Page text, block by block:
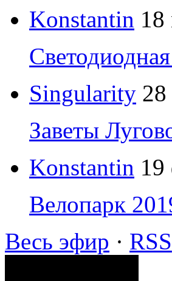
Konstantin 18
Singularity 28
Заветы
Konstantin 19
Велопарк
Весь эфир · RSS